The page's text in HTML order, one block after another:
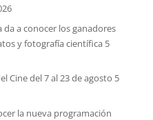
da a conocer los ganadores
y fotografía científica 5
Cine del 7 al 23 de agosto 5
la nueva programación